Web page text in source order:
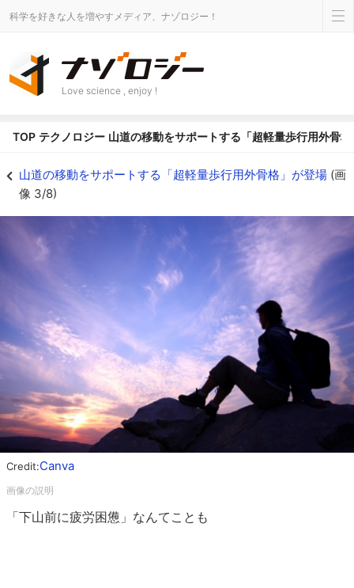
科学を好きな人を増やすメディア、ナゾロジー！
Love science , enjoy !
TOP テクノロジー 山道の移動をサポートする「超軽量歩行用外骨
山道の移動をサポートする「超軽量歩行用外骨格」が登場 (画
像 3/8)
Credit:Canva
「下山前に疲労困憊」なんてことも